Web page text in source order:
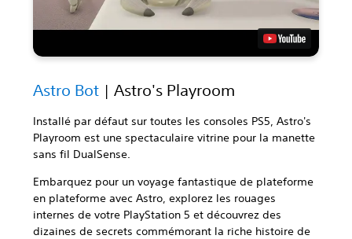
Astro Bot | Astro's Playroom
Installé par défaut sur toutes les consoles PS5, Astro's
Playroom est une spectaculaire vitrine pour la manette
sans fil DualSense.
Embarquez pour un voyage fantastique de plateforme
en plateforme avec Astro, explorez les rouages
internes de votre PlayStation 5 et découvrez des
dizaines de secrets commémorant la riche histoire de